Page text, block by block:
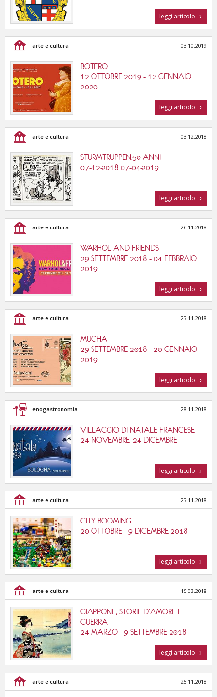
leggi articolo
arte e cultura 03.10.2019
BOTERO
12 OTTOBRE 2019 - 12 GENNAIO
2020
leggi articolo
arte e cultura 03.12.2018
STURMTRUPPEN.50 ANNI
07-12-2018 07-04-2019
leggi articolo
arte e cultura 26.11.2018
WARHOL AND FRIENDS
29 SETTEMBRE 2018 - 04 FEBBRAIO
2019
leggi articolo
arte e cultura 27.11.2018
MUCHA
29 SETTEMBRE 2018 - 20 GENNAIO
2019
leggi articolo
enogastronomia 28.11.2018
VILLAGGIO DI NATALE FRANCESE
24 NOVEMBRE -24 DICEMBRE
leggi articolo
arte e cultura 27.11.2018
CITY BOOMING
20 OTTOBRE - 9 DICEMBRE 2018
leggi articolo
arte e cultura 15.03.2018
GIAPPONE, STORIE D'AMORE E
GUERRA
24 MARZO - 9 SETTEMBRE 2018
leggi articolo
arte e cultura 25.11.2018